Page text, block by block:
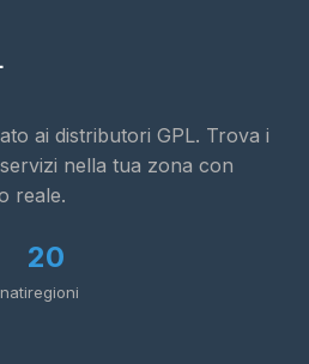
ai distributori GPL. Trova i
nella tua zona con
reale.
20
regioni